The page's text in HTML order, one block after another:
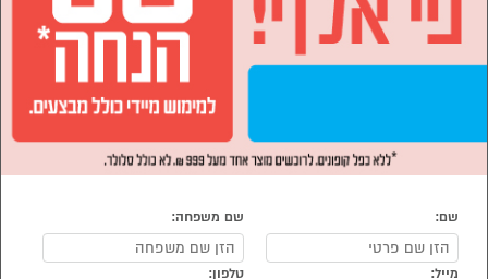
שם: שם משפחה:
מייל: טלפון: